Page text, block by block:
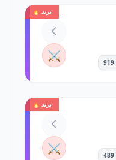
ترند 🔥
⚔️
ترند 🔥
⚔️